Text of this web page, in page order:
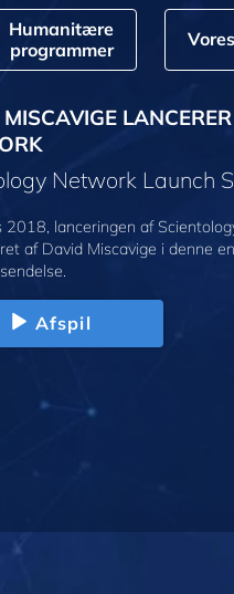
Humanitære
programmer
Network Launch
2018, lanceringen af
af David Miscavige i denne
Afspil